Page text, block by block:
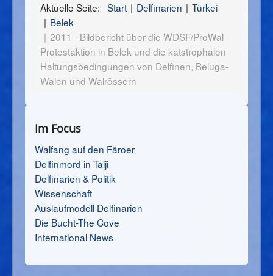
Aktuelle Seite: Start Delfinarien
Türkei
Belek
2011 - Bildbericht über die WDSF/ProWal-
Protestaktion in Belek und die katstrophalen
Haltungsbedingungen von Delfinen, Beluga-
Walen und Walrössern
Im Focus
Walfang auf den Färoer
Delfinmord in Taiji
Delfinarien & Politik
Wissenschaft
Auslaufmodell Delfinarien
Die Bucht-The Cove
International News